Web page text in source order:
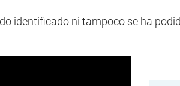
identificado ni tampoco se ha